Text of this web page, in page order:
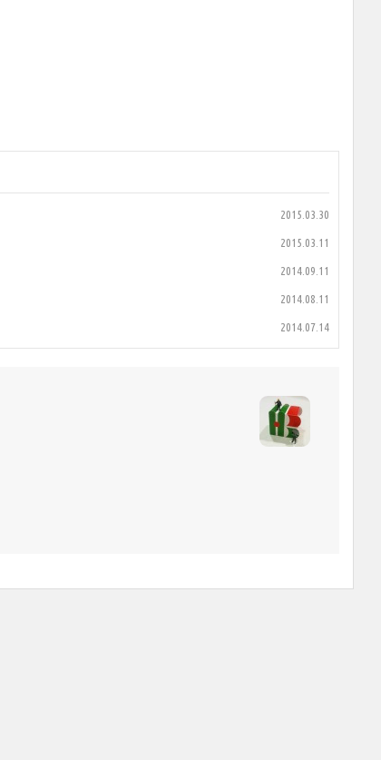
2015.03.30
2015.03.11
2014.09.11
2014.08.11
2014.07.14